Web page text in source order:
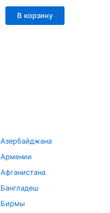
Бирмы
В корзину